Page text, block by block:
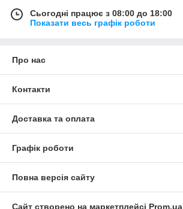
Сьогодні працює з 08:00 до 18:00
Показати весь графік роботи
Про нас
Контакти
Доставка та оплата
Графік роботи
Повна версія сайту
Сайт створено на маркетплейсі Prom.ua